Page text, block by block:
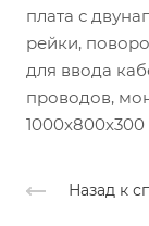
плата с
рейки,
для ввода
проводов,
Назад к